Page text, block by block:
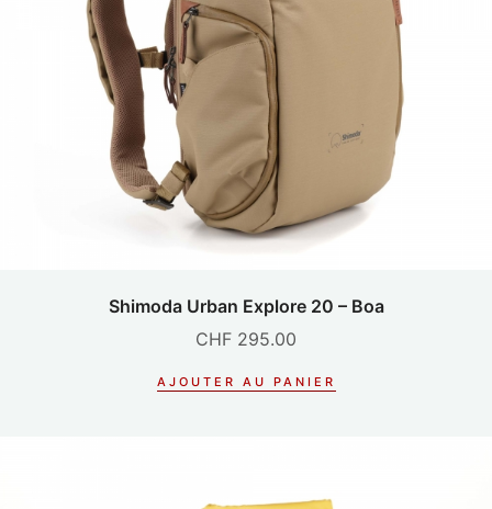
Shimoda Urban Explore 20 – Boa
CHF 295.00
AJOUTER AU PANIER